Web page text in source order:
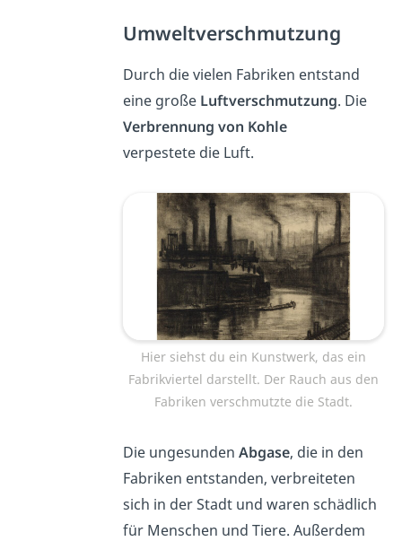
Umweltverschmutzung
Durch die vielen Fabriken entstand
eine große Luftverschmutzung. Die
Verbrennung von Kohle
verpestete die Luft.
Hier siehst du ein Kunstwerk, das ein
Fabrikviertel darstellt. Der Rauch aus den
Fabriken verschmutzte die Stadt.
Die ungesunden Abgase, die in den
Fabriken entstanden, verbreiteten
sich in der Stadt und waren schädlich
für Menschen und Tiere. Außerdem